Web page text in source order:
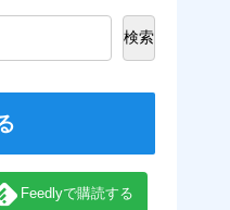
検索
Feedlyで購読する